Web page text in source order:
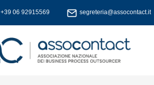
+39 06 92915569 segreteria@assocontact.it